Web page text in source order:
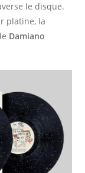
le disque.
platine, la
Damiano